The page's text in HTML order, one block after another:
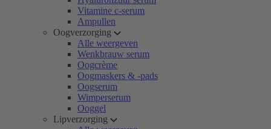
Vitamine c-serum
Ampullen
Oogverzorging
Alle weergeven
Wenkbrauw serum
Oogcrème
Oogmaskers & -pads
Oogserum
Wimperserum
Ooggel
Lipverzorging